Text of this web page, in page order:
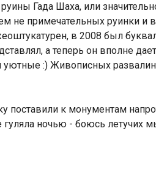
Гада Шаха, или
не примечательных руинки и
в 2008 был
а теперь он вполне
:) Живописных развалин
поставили к монументам
гуляла ночью - боюсь летучих